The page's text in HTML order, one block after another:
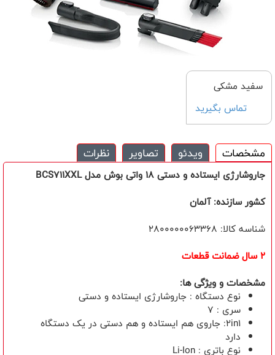
سفيد مشكی
تماس بگیرید
مشخصات ویدئو تصاویر نظرات
جاروشارژی ايستاده و دستی 18 واتی بوش مدل BCS711XXL
کشور سازنده: آلمان
شناسه کالا: 2800000063368
2 سال ضمانت قطعات
مشخصات و ویژگی ها:
نوع دستگاه : جاروشارژی ایستاده و دستی
سری : 7
2in1: جاروی هم ایستاده و هم دستی در یک دستگاه
دارد
نوع باتری : Li-Ion